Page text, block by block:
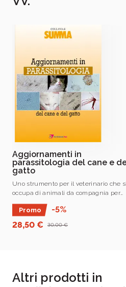
PVI S
Aggiornamenti in
parassitologia del cane e
gatto
Uno strumento per il veterinario che si
occupa di animali da compagnia per
ambito parassitologico.
Promo
-5%
28,50 €
30,00 €
Altri prodotti in